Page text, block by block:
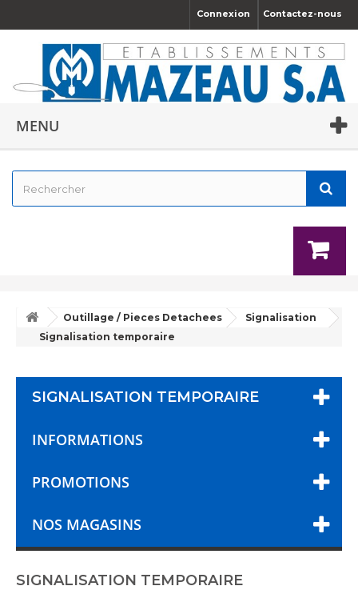
Contactez-nous
Connexion
MENU
Outillage / Pieces Detachees
Signalisation
Signalisation temporaire
SIGNALISATION TEMPORAIRE
INFORMATIONS
PROMOTIONS
NOS MAGASINS
SIGNALISATION TEMPORAIRE